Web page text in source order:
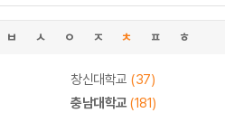
ㅂ ㅅ ㅇ ㅈ ㅊ ㅍ ㅎ
창신대학교 (37)
충남대학교(181)